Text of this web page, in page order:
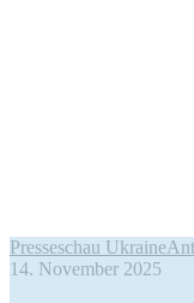
Presseschau Ukraine
14. November 2025